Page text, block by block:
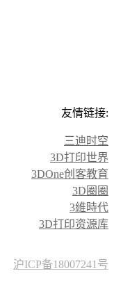
友情链接:
三迪时空
3D打印世界
3DOne创客教育
3D圈圈
3維時代
3D打印资源库
沪ICP备18007241号